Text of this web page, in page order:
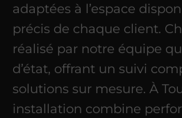
adaptées à l’espace
précis de chaque client.
réalisé par notre équipe
d’état, offrant un suivi
solutions sur mesure. À
installation combine